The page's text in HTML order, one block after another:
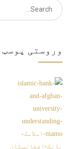
Search
for:
وروستی پوسټ